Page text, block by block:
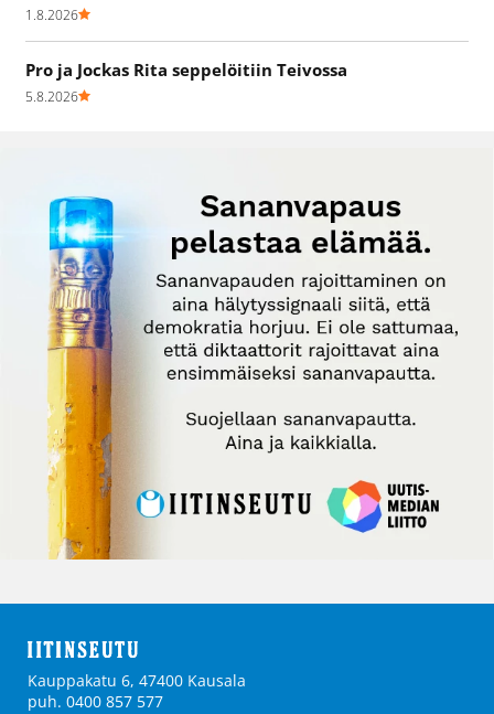
1.8.2026
Pro ja Jockas Rita seppelöitiin Teivossa
5.8.2026
Kauppakatu 6, 47400 Kausala
puh. 0400 857 577